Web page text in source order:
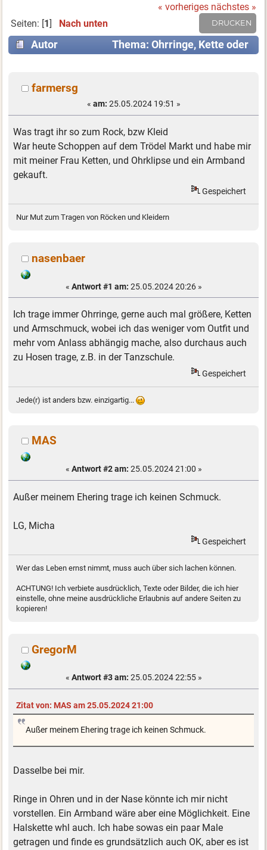
« vorheriges nächstes »
DRUCKEN
Seiten: [1] Nach unten
Autor
Thema: Ohrringe, Kette oder
farmersg
« am: 25.05.2024 19:51 »
Was tragt ihr so zum Rock, bzw Kleid
War heute Schoppen auf dem Trödel Markt und habe mir
mit meiner Frau Ketten, und Ohrklipse und ein Armband
gekauft.
Gespeichert
Nur Mut zum Tragen von Röcken und Kleidern
nasenbaer
« Antwort #1 am: 25.05.2024 20:26 »
Ich trage immer Ohrringe, gerne auch mal größere, Ketten
und Armschmuck, wobei ich das weniger vom Outfit und
mehr vom Anlass abhängig mache, also durchaus auch
zu Hosen trage, z.B. in der Tanzschule.
Gespeichert
Jede(r) ist anders bzw. einzigartig...
MAS
« Antwort #2 am: 25.05.2024 21:00 »
Außer meinem Ehering trage ich keinen Schmuck.
LG, Micha
Gespeichert
Wer das Leben ernst nimmt, muss auch über sich lachen können.
ACHTUNG! Ich verbiete ausdrücklich, Texte oder Bilder, die ich hier
einstelle, ohne meine ausdrückliche Erlaubnis auf andere Seiten zu
kopieren!
GregorM
« Antwort #3 am: 25.05.2024 22:55 »
Zitat von: MAS am 25.05.2024 21:00
Außer meinem Ehering trage ich keinen Schmuck.
Dasselbe bei mir.
Ringe in Ohren und in der Nase könnte ich mir nicht
vorstellen. Ein Armband wäre aber eine Möglichkeit. Eine
Halskette whl auch. Ich habe sowas ein paar Male
getragen und finde es grundsätzlich auch OK, aber es ist